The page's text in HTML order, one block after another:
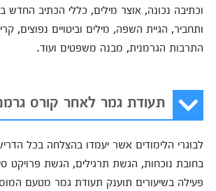
וכתיבה נכונה, אוצר מילים, כללי הכתיב החדש
ותחביר, הגיית השפה, מילים וביטויים נפוצים,
התרבות הגרמנית, מבנה משפטים ועוד.
תעודת גמר לאחר קורס
לבוגרי הלימודים אשר יעמדו בהצלחה בכל
בחובת נוכחות, הגשת תרגילים, הגשת פרויקט
פעילה בשיעורים תוענק תעודת גמר מטעם